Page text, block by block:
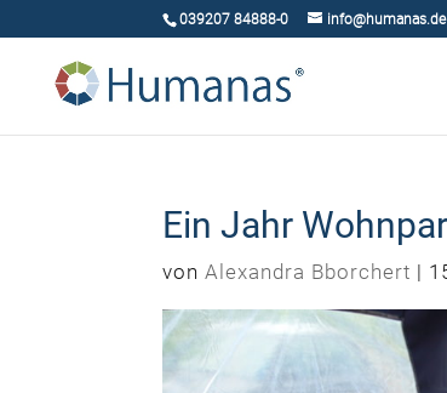
039207 84888-0 info@humanas.de
Ein Jahr
vonAlexandra Bborchert |